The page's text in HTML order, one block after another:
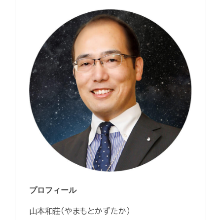
プロフィール
山本和荘（やまもとかずたか）